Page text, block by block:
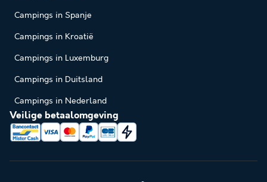
Campings in Spanje
Campings in Kroatië
Campings in Luxemburg
Campings in Duitsland
Campings in Nederland
Veilige betaalomgeving